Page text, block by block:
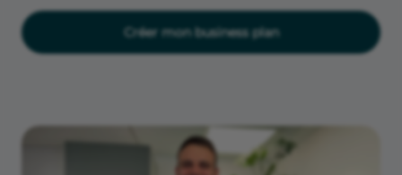
Créer mon business plan